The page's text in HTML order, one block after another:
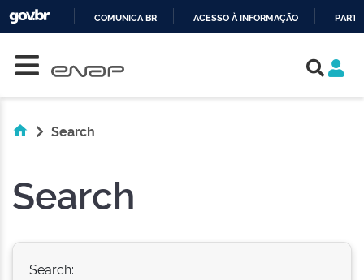
COMUNICA BR ACESSO À INFORMAÇÃO
Search
Search
Search: